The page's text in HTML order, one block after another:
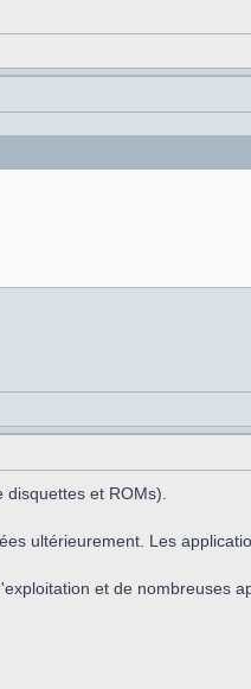
disquettes et ROMs).
ultérieurement. Les
et de nombreuses